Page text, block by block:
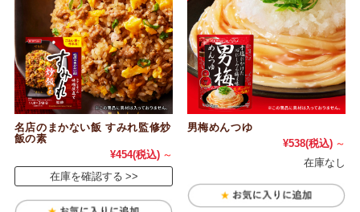
名店のまかない飯 すみれ監修炒
飯の素
¥454(税込) ～
在庫を確認する
男梅めんつゆ
¥538(税込) ～
在庫なし